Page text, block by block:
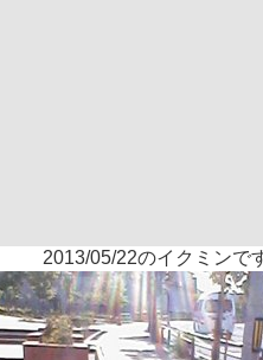
2013/05/22のイクミンで